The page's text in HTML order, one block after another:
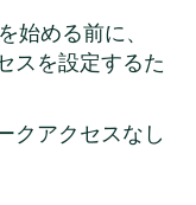
始める前に、
スを設定するた
クアクセスなし